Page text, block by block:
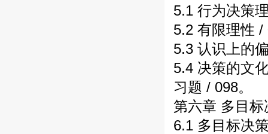
5.1 行为决策
5.2 有限理性 /
5.3 认识上的
5.4 决策的文
习题 / 098。
第六章 多目
6.1 多目标决